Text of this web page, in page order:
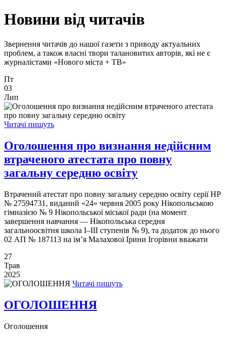
Новини від читачів
Звернення читачів до нашої газети з приводу актуальних
проблем, а також власні твори талановитих авторів, які не є
журналістами «Нового міста + ТВ»
Пт
03
Лип
Читачі пишуть
Оголошення про визнання недійсним
втраченого атестата про повну
загальну середню освіту
Втрачений атестат про повну загальну середню освіту серії НР
№ 27594731, виданий «24» червня 2005 року Нікопольською
гімназією № 9 Нікопольської міської ради (на момент
завершення навчання — Нікопольська середня
загальноосвітня школа І–ІІІ ступенів № 9), та додаток до нього
02 АП № 187113 на ім’я Малахової Ірини Ігорівни вважати
27
Трав
2025
Читачі пишуть
ОГОЛОШЕННЯ
Оголошення